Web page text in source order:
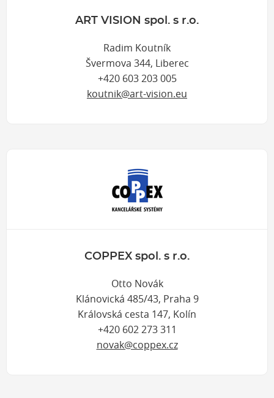
ART VISION spol. s r.o.
Radim Koutník
Švermova 344, Liberec
+420 603 203 005
koutnik@art-vision.eu
COPPEX spol. s r.o.
Otto Novák
Klánovická 485/43, Praha 9
Královská cesta 147, Kolín
+420 602 273 311
novak@coppex.cz